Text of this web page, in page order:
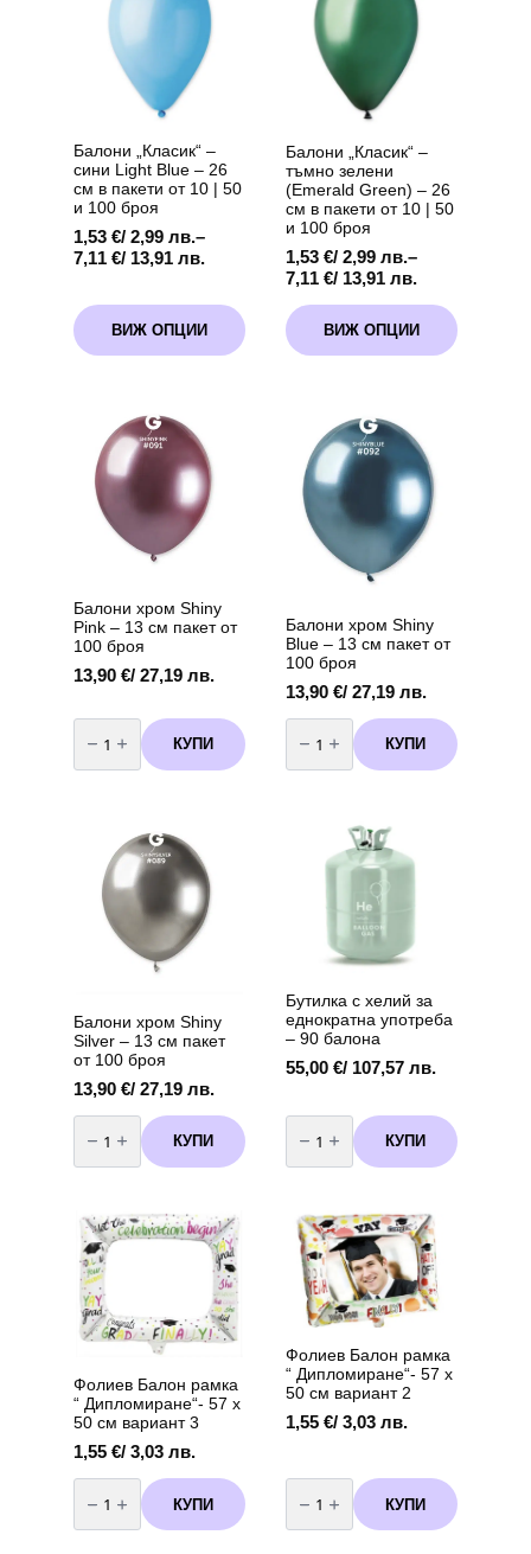
Балони „Класик“ –
сини Light Blue – 26
см в пакети от 10 | 50
и 100 броя
1,53 €/ 2,99 лв.–
7,11 €/ 13,91 лв.
Price
/
2,99 лв.
through
13,91 лв.
ВИЖ ОПЦИИ
This
product
has
options
may
chosen
Балони „Класик“ –
тъмно зелени
(Emerald Green) – 26
см в пакети от 10 | 50
и 100 броя
1,53 €/ 2,99 лв.–
7,11 €/ 13,91 лв.
Price
1,53 €
/
2,99 лв.
13,91 лв.
ВИЖ ОПЦИИ
This
product
has
options
may
chosen
Балони хром Shiny
Pink – 13 см пакет от
100 броя
13,90 €/ 27,19 лв.
количество
за
Балони
хром
пакет
броя
КУПИ
Балони хром Shiny
Blue – 13 см пакет от
100 броя
13,90 €/ 27,19 лв.
количество
за
Балони
хром
пакет
КУПИ
Балони хром Shiny
Silver – 13 см пакет
от 100 броя
13,90 €/ 27,19 лв.
количество
за
Балони
хром
13
см
пакет
от
100
броя
КУПИ
Бутилка с хелий за
еднократна употреба
– 90 балона
55,00 €/ 107,57 лв.
количество
за
Бутилка
с
еднократна
употреба
90
балона
КУПИ
Фолиев Балон рамка
“ Дипломиране“- 57 х
50 см вариант 3
1,55 €/ 3,03 лв.
количество
за
Фолиев
Балон
КУПИ
Фолиев Балон рамка
“ Дипломиране“- 57 х
50 см вариант 2
1,55 €/ 3,03 лв.
количество
за
Фолиев
Балон
КУПИ